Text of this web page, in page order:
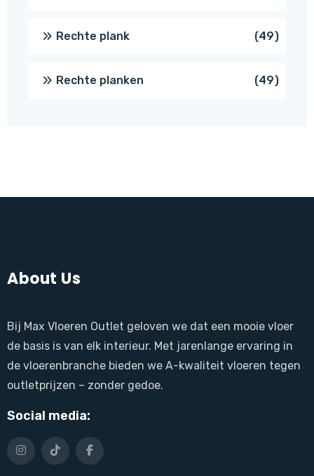
Rechte plank 4949
Rechte planken 4949
About Us
Bij Max Vloeren Outlet geloven we dat een mooie vloer
de basis is van elk interieur. Met jarenlange ervaring in
de vloerenbranche bieden we A-kwaliteit vloeren tegen
outletprijzen – zonder gedoe.
Social media: